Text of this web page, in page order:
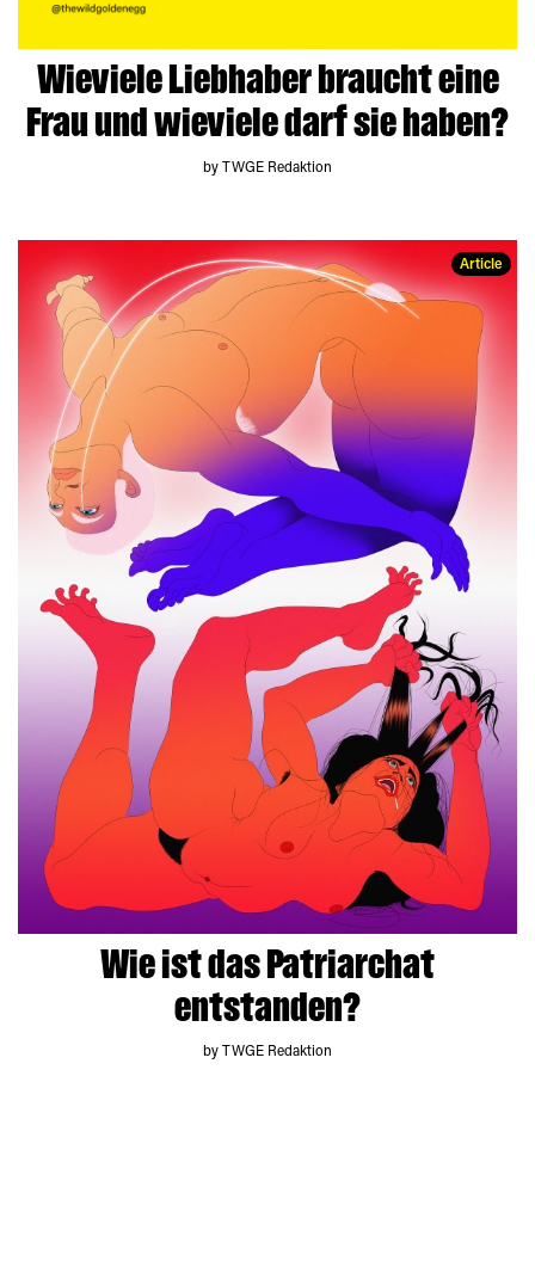
Wieviele Liebhaber braucht eine
Frau und wieviele darf sie haben?
by TWGE Redaktion
Article
Wie ist das Patriarchat
entstanden?
by TWGE Redaktion